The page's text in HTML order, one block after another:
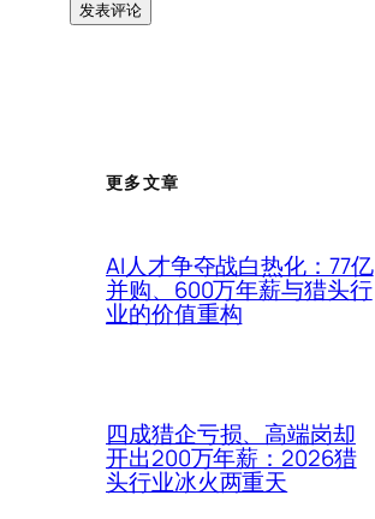
更多文章
AI人才争夺战白热化：77亿
并购、600万年薪与猎头行
业的价值重构
四成猎企亏损、高端岗却
开出200万年薪：2026猎
头行业冰火两重天